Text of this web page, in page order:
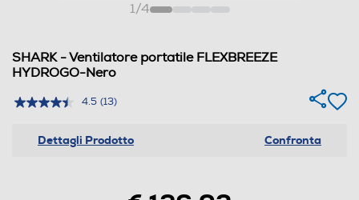
1/4
SHARK - Ventilatore portatile FLEXBREEZE
HYDROGO-Nero
4.5 (13)
Dettagli Prodotto Confronta